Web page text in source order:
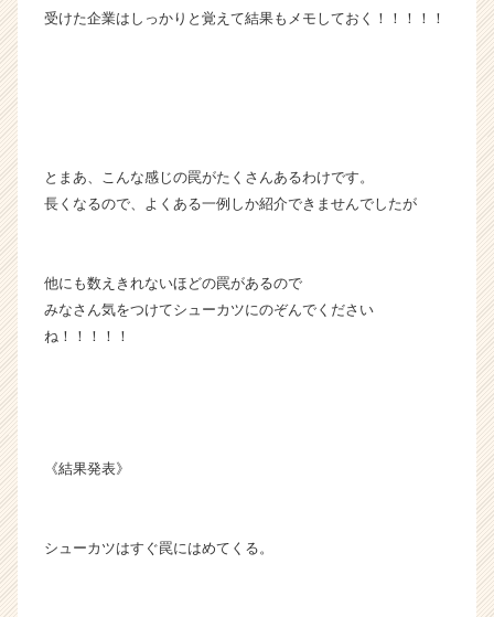
受けた企業はしっかりと覚えて結果もメモしておく！！！！！
とまあ、こんな感じの罠がたくさんあるわけです。
長くなるので、よくある一例しか紹介できませんでしたが
他にも数えきれないほどの罠があるので
みなさん気をつけてシューカツにのぞんでください
ね！！！！！
《結果発表》
シューカツはすぐ罠にはめてくる。